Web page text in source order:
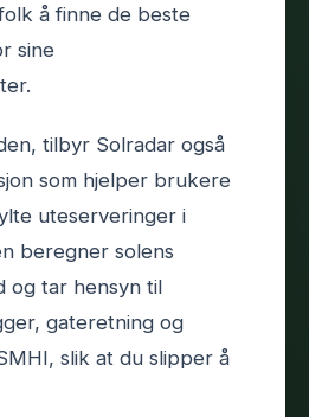
å finne de beste
sine
tilbyr Solradar også
som hjelper brukere
uteserveringer i
beregner solens
og tar hensyn til
gateretning og
slik at du slipper å